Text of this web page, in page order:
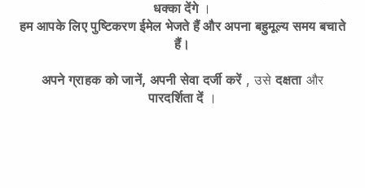
धक्का देंगे।
हम आपके लिए पुष्टिकरण ईमेल भेजते हैं और अपना बहुमूल्य समय बचाते
हैं।
अपने ग्राहक को जानें, अपनी सेवा दर्जी करें, उसेदक्षताऔर
पारदर्शिता दें।